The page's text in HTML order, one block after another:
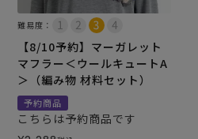
難易度：
【8/10予約】マーガレット
マフラー＜ウールキュートA
＞（編み物 材料セット）
予約商品
こちらは予約商品です